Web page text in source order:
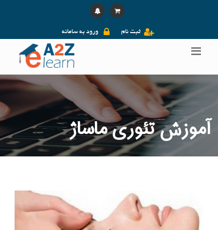
ورود به سامانه ثبت نام
آموزش تئوری ماساژ